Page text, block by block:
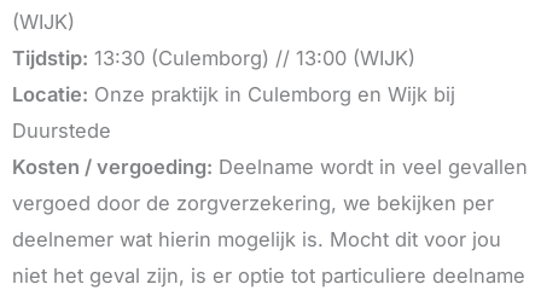
(WIJK)
Tijdstip: 13:30 (Culemborg) // 13:00 (WIJK)
Locatie: Onze praktijk in Culemborg en Wijk bij
Duurstede
Kosten / vergoeding: Deelname wordt in veel gevallen
vergoed door de zorgverzekering, we bekijken per
deelnemer wat hierin mogelijk is. Mocht dit voor jou
niet het geval zijn, is er optie tot particuliere deelname